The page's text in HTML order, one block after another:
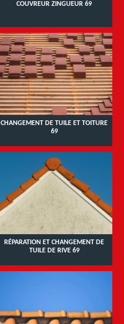
COUVREUR ZINGUEUR 69
CHANGEMENT DE TUILE ET TOITURE
69
RÉPARATION ET CHANGEMENT DE
TUILE DE RIVE 69